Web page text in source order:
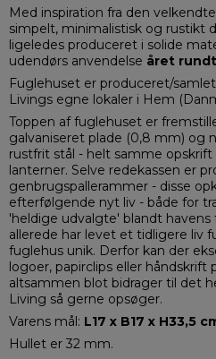
Med inspiration fra den
simpelt, minimalistisk og rustikt
ligeledes produceret i solide
udendørs anvendelse året
Fuglehuset er produceret/
Livings egne lokaler i Hem
Toppen af fuglehuset er
galvaniseret plade (0,8 mm) og
rustfrit stål - helt samme
lanterner. Selve redekassen er
genbrugspallerammer - disse
efterfølgende nyt liv - både for
'heldige udvalgte' blandt
allerede har levet et tidligere liv
fuglehus unik. Derfor kan der
logoer, papirclips eller
altsammen blot bidrager til det
Living så gerne opsøger.
Varens mål: L17 x B17 x H33,5
Hullet er 32 mm.